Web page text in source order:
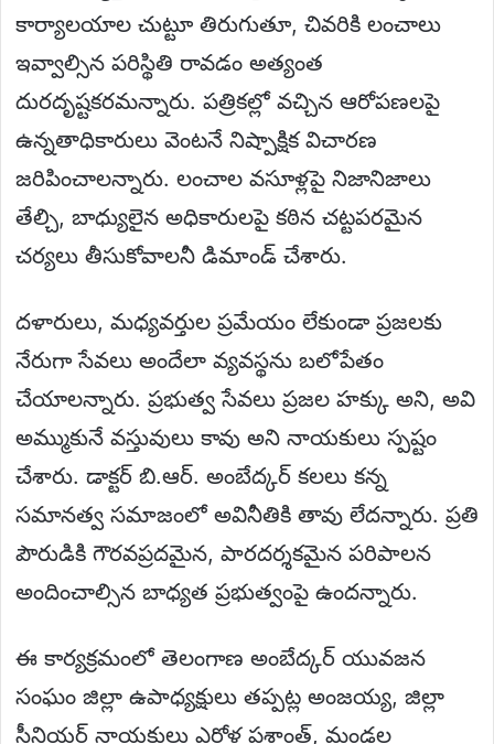
కార్యాలయాల చుట్టూ తిరుగుతూ, చివరికి లంచాలు
ఇవ్వాల్సిన పరిస్థితి రావడం అత్యంత
దురదృష్టకరమన్నారు. పత్రికల్లో వచ్చిన ఆరోపణలపై
ఉన్నతాధికారులు వెంటనే నిష్పాక్షిక విచారణ
జరిపించాలన్నారు. లంచాల వసూళ్లపై నిజానిజాలు
తేల్చి, బాధ్యులైన అధికారులపై కఠిన చట్టపరమైన
చర్యలు తీసుకోవాలనీ డిమాండ్ చేశారు.
దళారులు, మధ్యవర్తుల ప్రమేయం లేకుండా ప్రజలకు
నేరుగా సేవలు అందేలా వ్యవస్థను బలోపేతం
చేయాలన్నారు. ప్రభుత్వ సేవలు ప్రజల హక్కు అని, అవి
అమ్ముకునే వస్తువులు కావు అని నాయకులు స్పష్టం
చేశారు. డాక్టర్ బి.ఆర్. అంబేద్కర్ కలలు కన్న
సమానత్వ సమాజంలో అవినీతికి తావు లేదన్నారు. ప్రతి
పౌరుడికి గౌరవప్రదమైన, పారదర్శకమైన పరిపాలన
అందించాల్సిన బాధ్యత ప్రభుత్వంపై ఉందన్నారు.
ఈ కార్యక్రమంలో తెలంగాణ అంబేద్కర్ యువజన
సంఘం జిల్లా ఉపాధ్యక్షులు తప్పట్ల అంజయ్య, జిల్లా
సీనియర్ నాయకులు ఎర్రోళ్ల ప్రశాంత్, మండల